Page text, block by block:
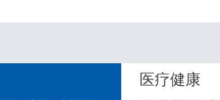
医疗健康